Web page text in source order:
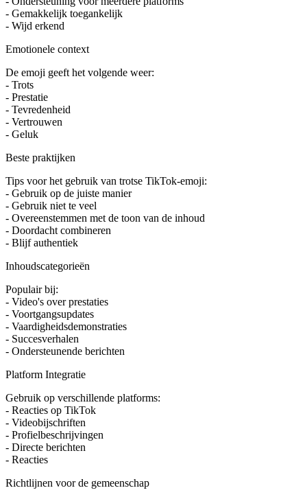
- Gemakkelijk toegankelijk
- Wijd erkend
Emotionele context
De emoji geeft het volgende weer:
- Trots
- Prestatie
- Tevredenheid
- Vertrouwen
- Geluk
Beste praktijken
Tips voor het gebruik van trotse TikTok-emoji:
- Gebruik op de juiste manier
- Gebruik niet te veel
- Overeenstemmen met de toon van de inhoud
- Doordacht combineren
- Blijf authentiek
Inhoudscategorieën
Populair bij:
- Video's over prestaties
- Voortgangsupdates
- Vaardigheidsdemonstraties
- Succesverhalen
- Ondersteunende berichten
Platform Integratie
Gebruik op verschillende platforms:
- Reacties op TikTok
- Videobijschriften
- Profielbeschrijvingen
- Directe berichten
- Reacties
Richtlijnen voor de gemeenschap